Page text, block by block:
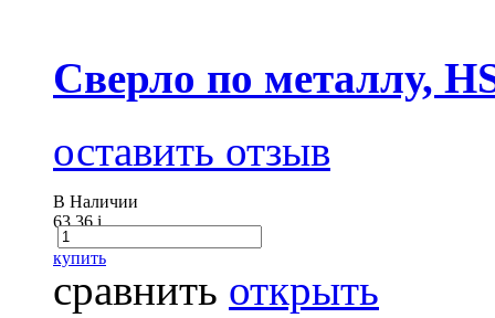
Сверло по металлу,
оставить отзыв
В Наличии
63.36i
купить
сравнить открыть